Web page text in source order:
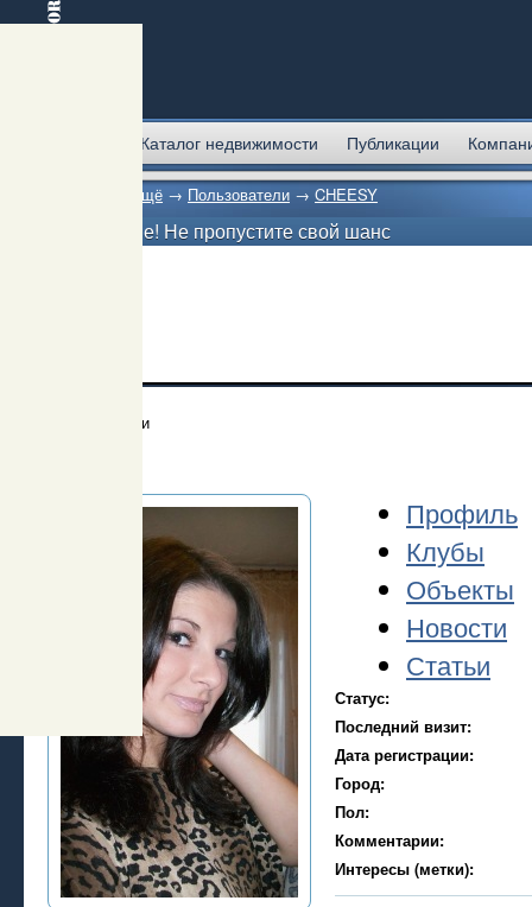
Каталог недвижимости Публикации
Ещё → Пользователи → CHEESY
Внимание! Не пропустите свой шанс
Пользователи
Профиль
Клубы
Объекты
Новости
Статьи
Статус:
Последний визит:
Дата регистрации:
Город:
Пол:
Комментарии:
Интересы (метки):